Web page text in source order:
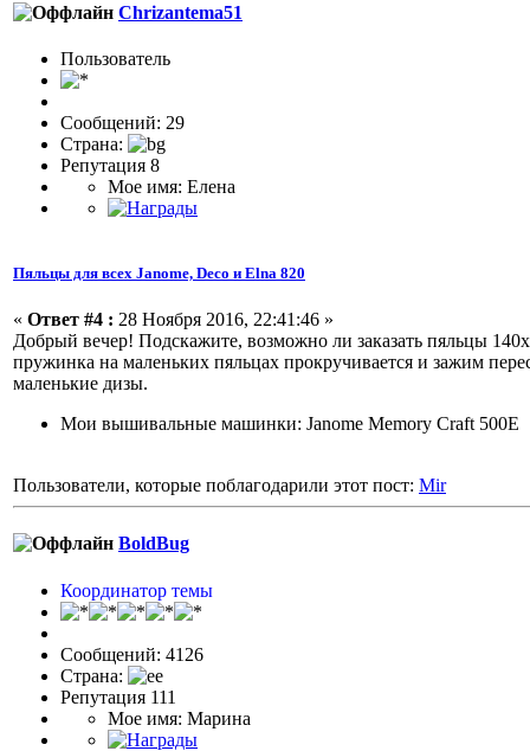
Chrizantema51
Пользоватeль
Сообщений: 29
Страна:
Репутация 8
Мое имя: Елена
Пяльцы для всех Janome, Deco и Elna 820
« Ответ #4 : 28 Ноября 2016, 22:41:46 »
Добрый вечер! Подскажите, возможно ли заказать пяльцы
пружинка на маленьких пяльцах прокручивается и зажим
маленькие дизы.
Мои вышивальные машинки: Janome Memory Craft 500E
Пользователи, которые поблагодарили этот пост: Mir
BoldBug
Координатор темы
Сообщений: 4126
Страна:
Репутация 111
Мое имя: Марина